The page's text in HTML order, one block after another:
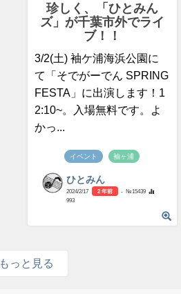
珍しく、「ひとみん
ズ」が千葉市外でライ
ブ！！
3/2(土) 袖ケ浦海浜公園に
て「そでがーでん SPRING
FESTA」に出演します！1
2:10~。入場無料です。よ
かっ...
イベント 袖ヶ浦
ひとみん
2024/2/17 2 年前
- №15439
993
もっと見る